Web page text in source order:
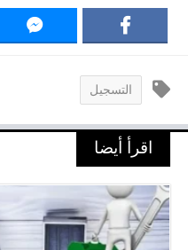
التسجيل
اقرأ أيضا